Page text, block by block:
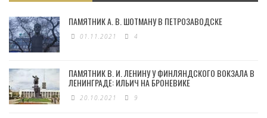
ПАМЯТНИК А. В. ШОТМАНУ В ПЕТРОЗАВОДСКЕ
01.11.2021 4
ПАМЯТНИК В. И. ЛЕНИНУ У ФИНЛЯНДСКОГО ВОКЗАЛА В
ЛЕНИНГРАДЕ: ИЛЬИЧ НА БРОНЕВИКЕ
20.10.2021 9